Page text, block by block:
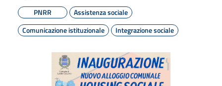
PNRR
Assistenza sociale
Comunicazione istituzionale
Integrazione sociale